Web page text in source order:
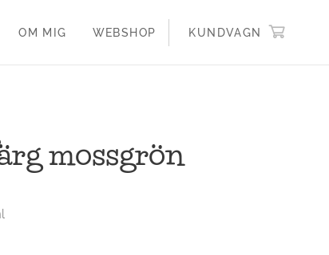
OM MIG WEBSHOP KUNDVAGN
mossgrön